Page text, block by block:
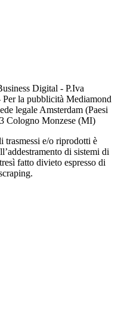
Digital - P.Iva
la pubblicità Mediamond
legale Amsterdam (Paesi
Cologno Monzese (MI)
trasmessi e/o riprodotti è
di sistemi di
fatto divieto espresso di